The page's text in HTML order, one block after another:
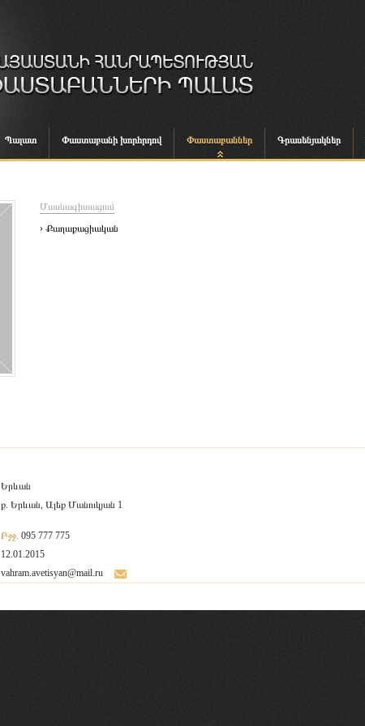
Պալատ Փաստաբանի խորհրդով Փաստաբաններ Գրասենյակներ
Մասնագիտացում
› Քաղաքացիական
Երևան
ք. Երևան, Ալեք Մանուկյան 1
Բջջ. 095 777 775
12.01.2015
vahram.avetisyan@mail.ru